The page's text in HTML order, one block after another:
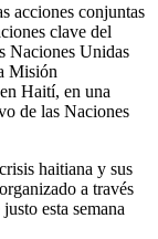
acciones conjuntas
clave del
Naciones Unidas
Misión
Haití, en una
de las Naciones
haitiana y sus
a través
esta semana